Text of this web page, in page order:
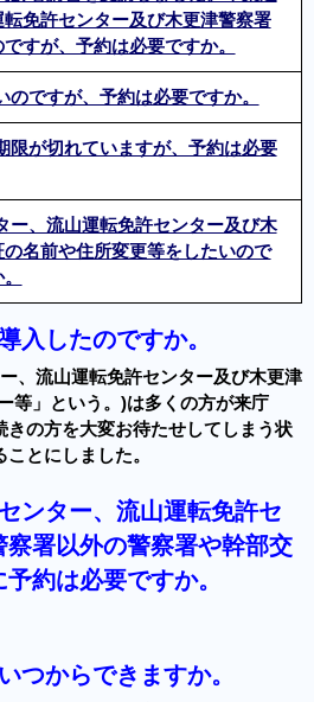
免許センター及び木更津警察署
すが、予約は必要ですか。
のですが、予約は必要ですか。
限が切れていますが、予約は必要
ー、流山運転免許センター及び木
名前や住所変更等をしたいので
入したのですか。
、流山運転免許センター及び木更津
等」という。)は多くの方が来庁
きの方を大変お待たせしてしまう状
とにしました。
ンター、流山運転免許セ
察署以外の警察署や幹部交
約は必要ですか。
つからできますか。